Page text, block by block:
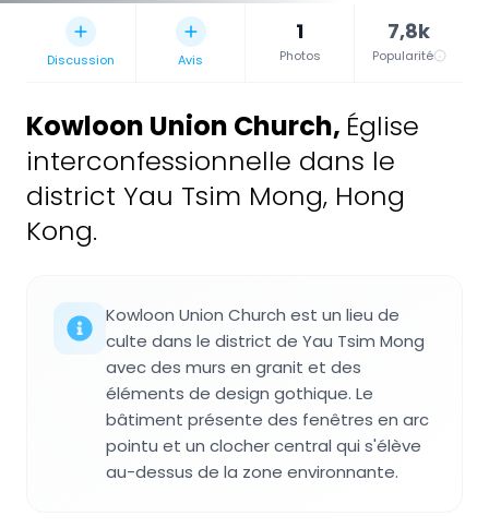
Discussion Avis
1
Photos
7,8k
Popularité
Kowloon Union Church, Église
interconfessionnelle dans le
district Yau Tsim Mong, Hong
Kong.
Kowloon Union Church est un lieu de
culte dans le district de Yau Tsim Mong
avec des murs en granit et des
éléments de design gothique. Le
bâtiment présente des fenêtres en arc
pointu et un clocher central qui s'élève
au-dessus de la zone environnante.